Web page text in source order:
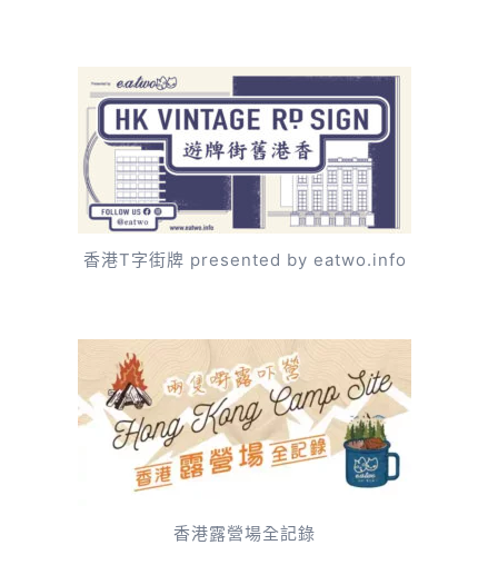
香港T字街牌 presented by eatwo.info
香港露營場全記錄